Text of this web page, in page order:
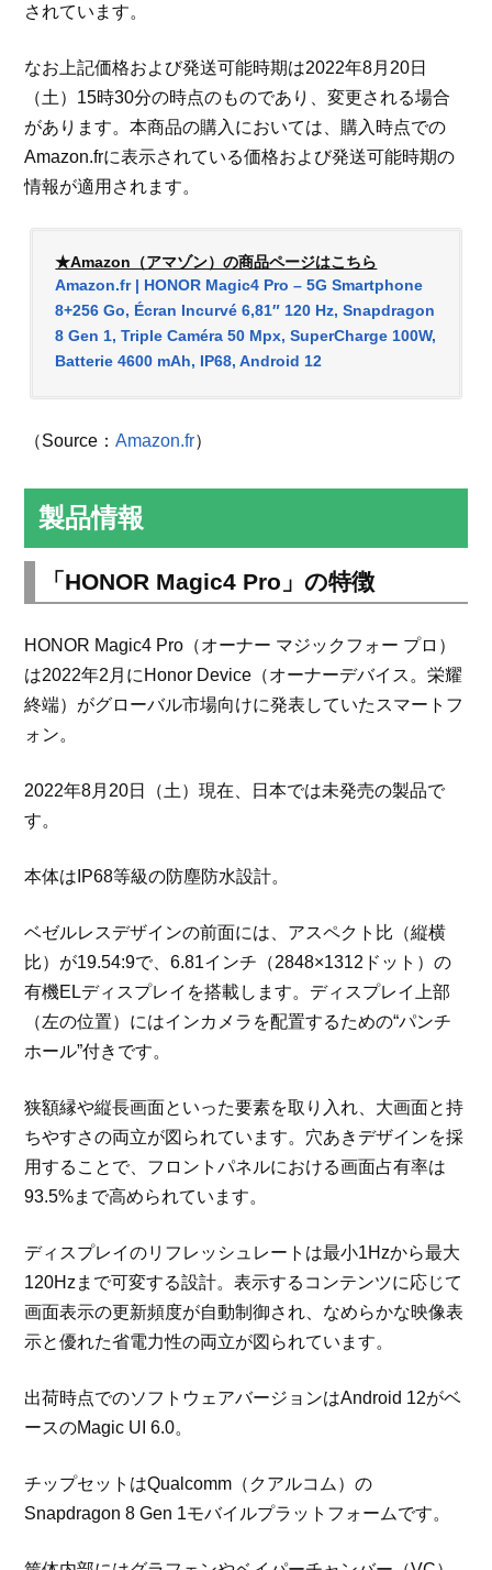
されています。
なお上記価格および発送可能時期は2022年8月20日
（土）15時30分の時点のものであり、変更される場合
があります。本商品の購入においては、購入時点での
Amazon.frに表示されている価格および発送可能時期の
情報が適用されます。
★Amazon（アマゾン）の商品ページはこちら
Amazon.fr | HONOR Magic4 Pro – 5G Smartphone
8+256 Go, Écran Incurvé 6,81″ 120 Hz, Snapdragon
8 Gen 1, Triple Caméra 50 Mpx, SuperCharge 100W,
Batterie 4600 mAh, IP68, Android 12
（Source：Amazon.fr）
製品情報
「HONOR Magic4 Pro」の特徴
HONOR Magic4 Pro（オーナー マジックフォー プロ）
は2022年2月にHonor Device（オーナーデバイス。栄耀
終端）がグローバル市場向けに発表していたスマートフ
ォン。
2022年8月20日（土）現在、日本では未発売の製品で
す。
本体はIP68等級の防塵防水設計。
ベゼルレスデザインの前面には、アスペクト比（縦横
比）が19.54:9で、6.81インチ（2848×1312ドット）の
有機ELディスプレイを搭載します。ディスプレイ上部
（左の位置）にはインカメラを配置するための“パンチ
ホール”付きです。
狭額縁や縦長画面といった要素を取り入れ、大画面と持
ちやすさの両立が図られています。穴あきデザインを採
用することで、フロントパネルにおける画面占有率は
93.5%まで高められています。
ディスプレイのリフレッシュレートは最小1Hzから最大
120Hzまで可変する設計。表示するコンテンツに応じて
画面表示の更新頻度が自動制御され、なめらかな映像表
示と優れた省電力性の両立が図られています。
出荷時点でのソフトウェアバージョンはAndroid 12がベ
ースのMagic UI 6.0。
チップセットはQualcomm（クアルコム）の
Snapdragon 8 Gen 1モバイルプラットフォームです。